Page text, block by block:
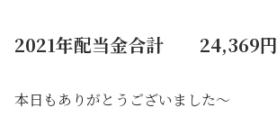
2021年配当金合計 24,369円
本日もありがとうございました～